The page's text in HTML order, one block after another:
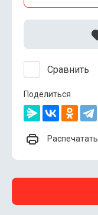
Сравнить
Поделиться
Распечатать